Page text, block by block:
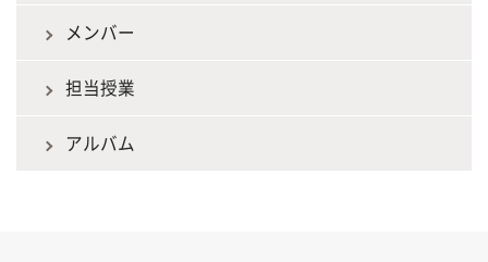
メンバー
担当授業
アルバム